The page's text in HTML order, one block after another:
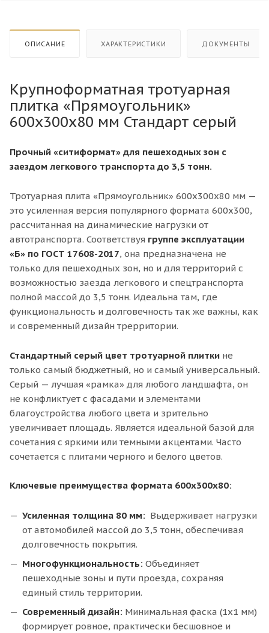
ОПИСАНИЕ ХАРАКТЕРИСТИКИ ДОКУМЕНТЫ
Крупноформатная тротуарная
плитка «Прямоугольник»
600x300x80 мм Стандарт серый
Прочный «ситиформат» для пешеходных зон с
заездом легкового транспорта до 3,5 тонн.
Тротуарная плита «Прямоугольник» 600х300х80 мм —
это усиленная версия популярного формата 600х300,
рассчитанная на динамические нагрузки от
автотранспорта. Соответствуя группе эксплуатации
«Б» по ГОСТ 17608-2017, она предназначена не
только для пешеходных зон, но и для территорий с
возможностью заезда легкового и спецтранспорта
полной массой до 3,5 тонн. Идеальна там, где
функциональность и долговечность так же важны, как
и современный дизайн трерритории.
Стандартный серый цвет тротуарной плитки не
только самый бюджетный, но и самый универсальный.
Серый — лучшая «рамка» для любого ландшафта, он
не конфликтует с фасадами и элементами
благоустройства любого цвета и зрительно
увеличивает площадь. Является идеальной базой для
сочетания с яркими или темными акцентами. Часто
сочетается с плитами черного и белого цветов.
Ключевые преимущества формата 600х300х80:
Усиленная толщина 80 мм: Выдерживает нагрузки
от автомобилей массой до 3,5 тонн, обеспечивая
долговечность покрытия.
Многофункциональность: Объединяет
пешеходные зоны и пути проезда, сохраняя
единый стиль территории.
Современный дизайн: Минимальная фаска (1х1 мм)
формирует ровное, практически бесшовное и